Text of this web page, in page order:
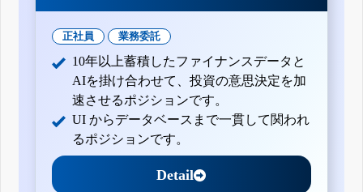
正社員 業務委託
10年以上蓄積したファイナンスデータと
AIを掛け合わせて、投資の意思決定を加
速させるポジションです。
UI からデータベースまで一貫して関われ
るポジションです。
Detail